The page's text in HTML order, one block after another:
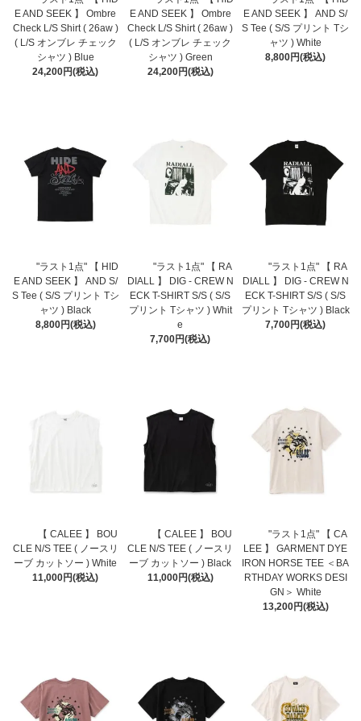
E AND SEEK 】 Ombre
Check L/S Shirt ( 26aw )
( L/S オンブレ チェック
シャツ ) Blue
24,200円(税込)
E AND SEEK 】 Ombre
Check L/S Shirt ( 26aw )
( L/S オンブレ チェック
シャツ ) Green
24,200円(税込)
E AND SEEK 】 AND S/
S Tee ( S/S プリント Tシ
ャツ ) White
8,800円(税込)
"ラスト1点" 【 HID
E AND SEEK 】 AND S/
S Tee ( S/S プリント Tシ
ャツ ) Black
8,800円(税込)
"ラスト1点" 【 RA
DIALL 】 DIG - CREW N
ECK T-SHIRT S/S ( S/S
プリント Tシャツ ) Whit
e
7,700円(税込)
"ラスト1点" 【 RA
DIALL 】 DIG - CREW N
ECK T-SHIRT S/S ( S/S
プリント Tシャツ ) Black
7,700円(税込)
【 CALEE 】 BOU
CLE N/S TEE ( ノースリ
ーブ カットソー ) White
11,000円(税込)
【 CALEE 】 BOU
CLE N/S TEE ( ノースリ
ーブ カットソー ) Black
11,000円(税込)
"ラスト1点" 【 CA
LEE 】 GARMENT DYE
IRON HORSE TEE ＜BA
RTHDAY WORKS DESI
GN＞ White
13,200円(税込)